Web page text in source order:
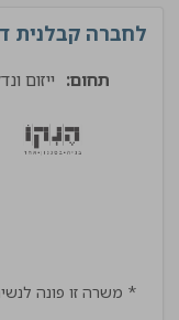
לחברה קבלנית
תחום: ייזום
* משרה זו פונה